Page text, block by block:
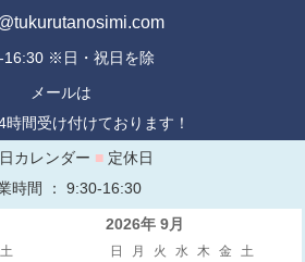
16:30 ※日・祝日を除
メールは
間受け付けております！
カレンダー ■ 定休日
時間 ： 9:30-16:30
土
2026年 9月
日 月 火 水 木 金 土